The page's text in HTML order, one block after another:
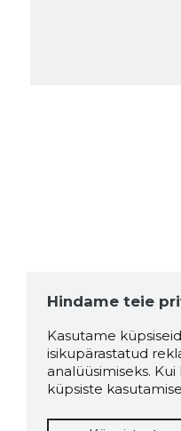
Hindame teie
Kasutame
isikupärastatud
analüüsimiseks.
küpsiste